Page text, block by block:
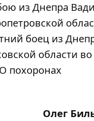
из Днепра
боец из
области во
похоронах
Олег